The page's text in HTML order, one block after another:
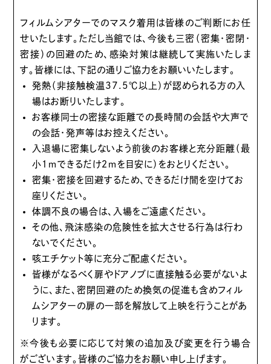
フィルムシアターでのマスク着用は皆様のご判断にお任
せいたします。ただし当館では、今後も三密（密集・密閉・
密接）の回避のため、感染対策は継続して実施いたしま
す。皆様には、下記の通りご協力をお願いいたします。
発熱（非接触検温37.5℃以上）が認められる方の入
場はお断りいたします。
お客様同士の密接な距離での長時間の会話や大声で
の会話・発声等はお控えください。
入退場に密集しないよう前後のお客様と充分距離（最
小１ｍできるだけ２ｍを目安に）をおとりください。
密集・密接を回避するため、できるだけ間を空けてお
座りください。
体調不良の場合は、入場をご遠慮ください。
その他、飛沫感染の危険性を拡大させる行為は行わ
ないでください。
咳エチケット等に充分ご配慮ください。
皆様がなるべく扉やドアノブに直接触る必要がないよ
うに、また、密閉回避のため換気の促進も含めフィル
ムシアターの扉の一部を解放して上映を行うことがあ
ります。
※今後も必要に応じて対策の追加及び変更を行う場合
がございます。皆様のご協力をお願い申し上げます。